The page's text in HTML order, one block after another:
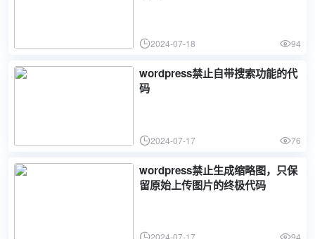
2024-07-18 94
wordpress禁止自带搜索功能的代
码
2024-07-17 76
wordpress禁止生成缩略图，只保
留原始上传图片的终极代码
2024-07-17 94